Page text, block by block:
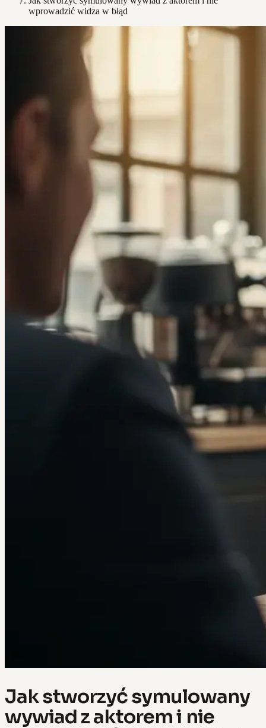
wprowadzić widza w błąd
Jak stworzyć symulowany
wywiad z aktorem i nie